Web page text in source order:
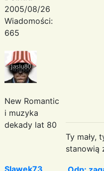
2005/08/26
Wiadomości:
665
New Romantic
i muzyka
dekady lat 80
Ty mały,
stanowią
Slawek73